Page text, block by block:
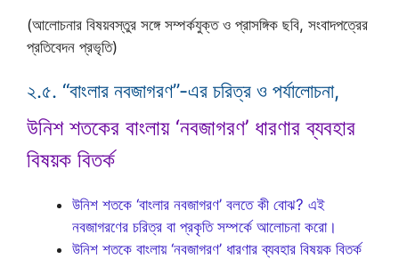
(আলোচনার বিষয়বস্তুর সঙ্গে সম্পর্কযুক্ত ও প্রাসঙ্গিক ছবি, সংবাদপত্রের
প্রতিবেদন প্রভৃতি)
২.৫. “বাংলার নবজাগরণ”-এর চরিত্র ও পর্যালোচনা,
উনিশ শতকের বাংলায় ‘নবজাগরণ’ ধারণার ব্যবহার
বিষয়ক বিতর্ক
উনিশ শতকে ‘বাংলার নবজাগরণ’ বলতে কী বোঝ? এই
নবজাগরণের চরিত্র বা প্রকৃতি সম্পর্কে আলোচনা করো।
উনিশ শতকে বাংলায় ‘নবজাগরণ’ ধারণার ব্যবহার বিষয়ক বিতর্ক